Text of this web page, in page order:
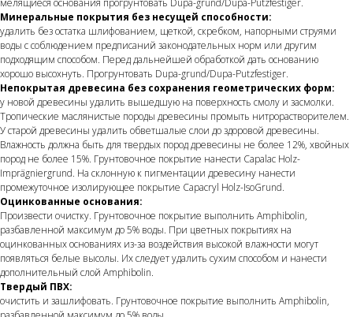
мелящиеся основания прогрунтовать Dupa-grund/Dupa-Putzfestiger.
Минеральные покрытия без несущей способности:
удалить без остатка шлифованием, щеткой, скребком, напорными струями
воды с соблюдением предписаний законодательных норм или другим
подходящим способом. Перед дальнейшей обработкой дать основанию
хорошо высохнуть. Прогрунтовать Dupa-grund/Dupa-Putzfestiger.
Непокрытая древесина без сохранения геометрических форм:
у новой древесины удалить вышедшую на поверхность смолу и засмолки.
Тропические маслянистые породы древесины промыть нитрорастворителем.
У старой древесины удалить обветшалые слои до здоровой древесины.
Влажность должна быть для твердых пород древесины не более 12%, хвойных
пород не более 15%. Грунтовочное покрытие нанести Capalac Holz-
Imprägniergrund. На склонную к пигментации древесину нанести
промежуточное изолирующее покрытие Capacryl Holz-IsoGrund.
Оцинкованные основания:
Произвести очистку. Грунтовочное покрытие выполнить Amphibolin,
разбавленной максимум до 5% воды. При цветных покрытиях на
оцинкованных основаниях из-за воздействия высокой влажности могут
появляться белые высолы. Их следует удалить сухим способом и нанести
дополнительный слой Amphibolin.
Твердый ПВХ:
очистить и зашлифовать. Грунтовочное покрытие выполнить Amphibolin,